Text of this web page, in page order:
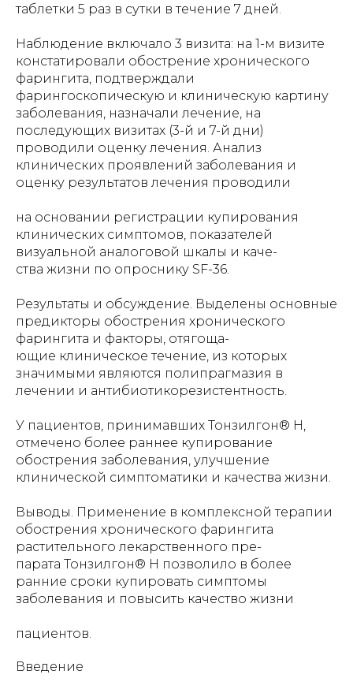
таблетки 5 раз в сутки в течение 7 дней.
Наблюдение включало 3 визита: на 1-м визите
констатировали обострение хронического
фарингита, подтверждали
фарингоскопическую и клиническую картину
заболевания, назначали лечение, на
последующих визитах (3-й и 7-й дни)
проводили оценку лечения. Анализ
клинических проявлений заболевания и
оценку результатов лечения проводили
на основании регистрации купирования
клинических симптомов, показателей
визуальной аналоговой шкалы и каче-
ства жизни по опроснику SF-36.
Результаты и обсуждение. Выделены основные
предикторы обострения хронического
фарингита и факторы, отягоща-
ющие клиническое течение, из которых
значимыми являются полипрагмазия в
лечении и антибиотикорезистентность.
У пациентов, принимавших Тонзилгон® Н,
отмечено более раннее купирование
обострения заболевания, улучшение
клинической симптоматики и качества жизни.
Выводы. Применение в комплексной терапии
обострения хронического фарингита
растительного лекарственного пре-
парата Тонзилгон® Н позволило в более
ранние сроки купировать симптомы
заболевания и повысить качество жизни
пациентов.
Введение